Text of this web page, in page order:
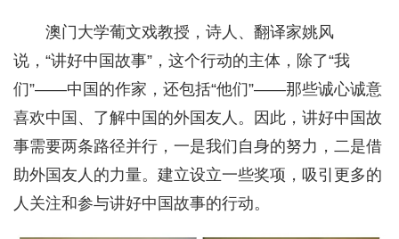
澳门大学葡文戏教授，诗人、翻译家姚风
说，“讲好中国故事”，这个行动的主体，除了“我
们”——中国的作家，还包括“他们”——那些诚心诚意
喜欢中国、了解中国的外国友人。因此，讲好中国故
事需要两条路径并行，一是我们自身的努力，二是借
助外国友人的力量。建立设立一些奖项，吸引更多的
人关注和参与讲好中国故事的行动。